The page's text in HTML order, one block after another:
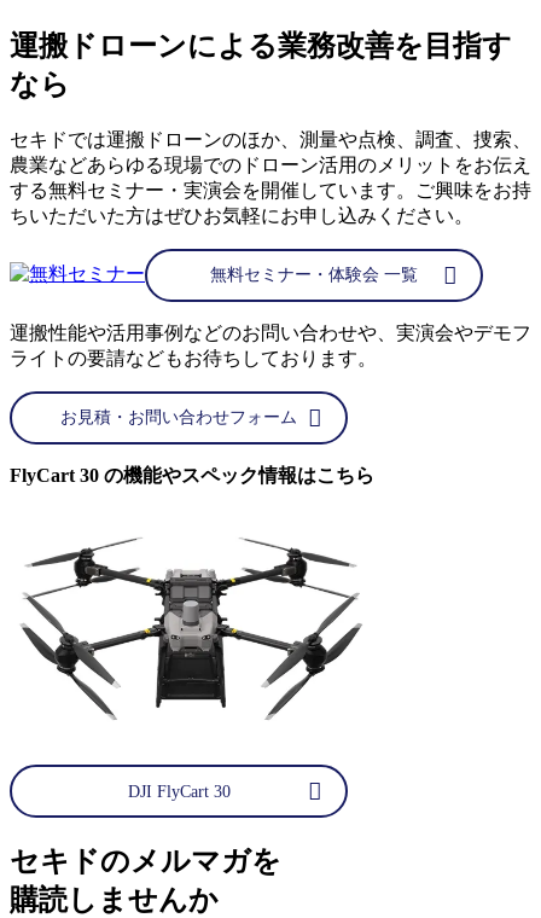
運搬ドローンによる業務改善を目指す
なら
セキドでは運搬ドローンのほか、測量や点検、調査、捜索、
農業などあらゆる現場でのドローン活用のメリットをお伝え
する無料セミナー・実演会を開催しています。ご興味をお持
ちいただいた方はぜひお気軽にお申し込みください。
無料セミナー・体験会 一覧
運搬性能や活用事例などのお問い合わせや、実演会やデモフ
ライトの要請などもお待ちしております。
お見積・お問い合わせフォーム
FlyCart 30 の機能やスペック情報はこちら
DJI FlyCart 30
セキドのメルマガを
購読しませんか